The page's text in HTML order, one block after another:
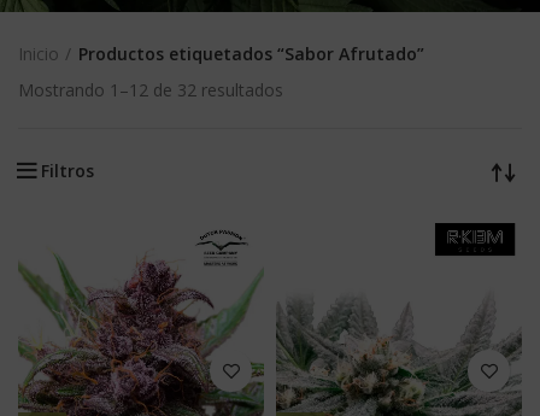
Inicio
Productos etiquetados “Sabor Afrutado”
Mostrando 1–12 de 32 resultados
Filtros